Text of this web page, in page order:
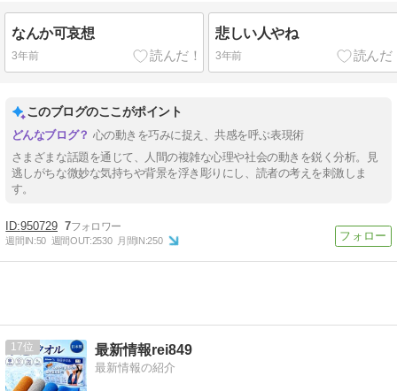
なんか可哀想
3年前
悲しい人やね
3年前
このブログのここがポイント
心の動きを巧みに捉え、共感を呼ぶ表現術
さまざまな話題を通じて、人間の複雑な心理や社会の動きを鋭く分析。見
逃しがちな微妙な気持ちや背景を浮き彫りにし、読者の考えを刺激しま
す。
950729 7
週間IN:50 週間OUT:2530 月間IN:250
17 最新情報rei849
最新情報の紹介